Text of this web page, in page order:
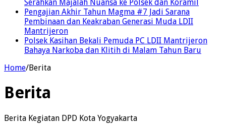
Serahkan Majalah Nuansa ke Polsek dan Koramil
Pengajian Akhir Tahun Magma #7 Jadi Sarana
Pembinaan dan Keakraban Generasi Muda LDII
Mantrijeron
Polsek Kasihan Bekali Pemuda PC LDII Mantrijeron
Bahaya Narkoba dan Klitih di Malam Tahun Baru
Home/Berita
Berita
Berita Kegiatan DPD Kota Yogyakarta